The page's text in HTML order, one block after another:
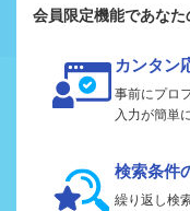
会員限定機能であなた
カンタン
事前にプロ
入力が簡単
検索条件
繰り返し検